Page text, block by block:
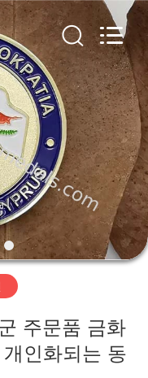
주문품 금화
인화되는 동